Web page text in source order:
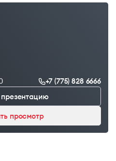
+7 (775) 828 6666
презентацию
просмотр